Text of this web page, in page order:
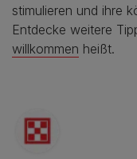
stimulieren und ihre
Entdecke weitere
willkommen heißt.